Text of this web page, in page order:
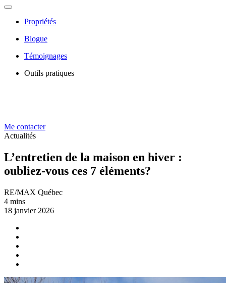
Propriétés
Blogue
Témoignages
Outils pratiques
Me contacter
Actualités
L’entretien de la maison en hiver :
oubliez-vous ces 7 éléments?
RE/MAX Québec
4 mins
18 janvier 2026